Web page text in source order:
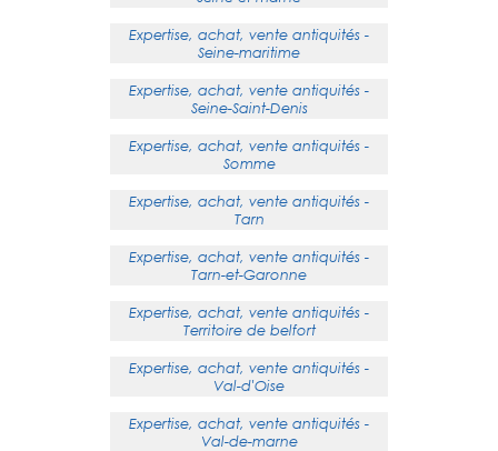
Expertise, achat, vente antiquités -
Seine-maritime
Expertise, achat, vente antiquités -
Seine-Saint-Denis
Expertise, achat, vente antiquités -
Somme
Expertise, achat, vente antiquités -
Tarn
Expertise, achat, vente antiquités -
Tarn-et-Garonne
Expertise, achat, vente antiquités -
Territoire de belfort
Expertise, achat, vente antiquités -
Val-d'Oise
Expertise, achat, vente antiquités -
Val-de-marne